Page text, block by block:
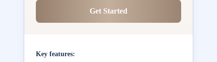
Get Started
Key features: